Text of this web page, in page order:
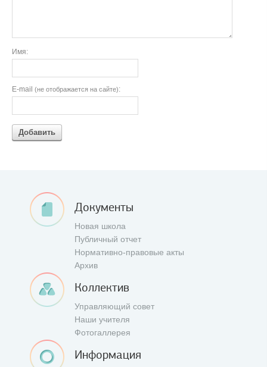
Имя:
E-mail (не отображается на сайте):
Добавить
Документы
Новая школа
Публичный отчет
Нормативно-правовые акты
Архив
Коллектив
Управляющий совет
Наши учителя
Фотогаллерея
Информация